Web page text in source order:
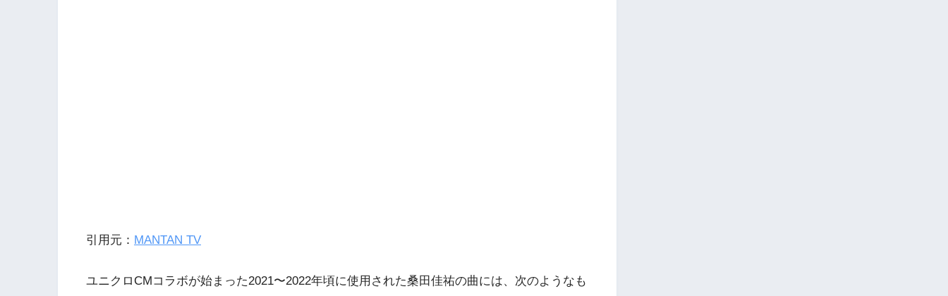
引用元： MANTAN TV
ユニクロCMコラボが始まった2021〜2022年頃に使用された桑田佳祐の曲には、次のようなも